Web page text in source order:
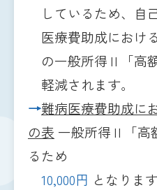
しているため、自
医療費助成におけ
の一般所得Ⅱ「高
軽減されます。
→難病医療費助成に
の表 一般所得Ⅱ「高
るため
10,000円 となります